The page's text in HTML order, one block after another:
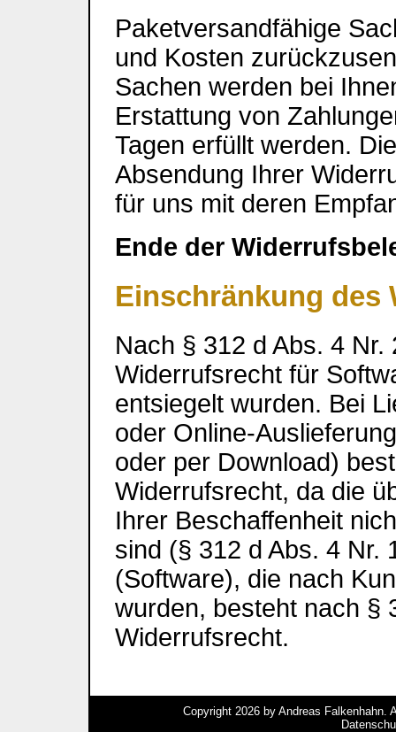
Paketversandfähige
und Kosten
Sachen werden bei
Erstattung von
Tagen erfüllt werden.
Absendung Ihrer
für uns mit deren
Ende der
Einschränkung des
Nach § 312 d Abs. 4
Widerrufsrecht für
entsiegelt wurden. Bei
oder Online-
oder per Download)
Widerrufsrecht, da die
Ihrer Beschaffenheit
sind (§ 312 d Abs. 4 Nr.
(Software), die nach
wurden, besteht nach §
Widerrufsrecht.
Copyright 2026 by Andreas Falkenhahn.